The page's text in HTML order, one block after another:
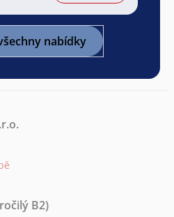
nabídky
B2)